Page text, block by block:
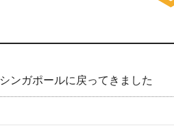
シンガポールに戻ってきました